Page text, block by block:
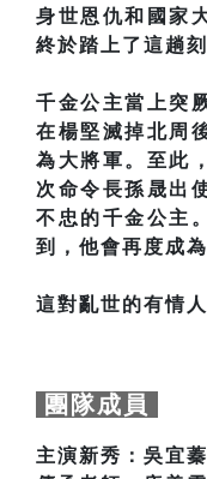
身世恩仇和國家
終於踏上了這趟
千金公主當上突
在楊堅滅掉北周
為大將軍。至此
次命令長孫晟出
不忠的千金公主
到，他會再度成
這對亂世的有情
團隊成員
主演新秀：吳宜蓁